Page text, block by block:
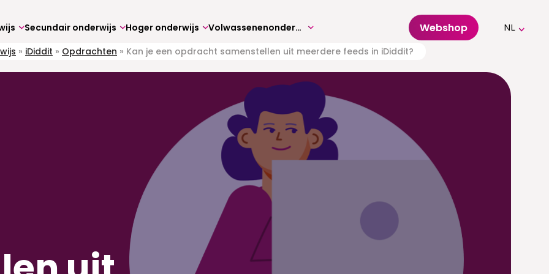
Secundair onderwijs Hoger onderwijs Volwassenenonderwijs Webshop NL
» iDiddit » Opdrachten » Kan je een opdracht samenstellen uit meerdere feeds in iDiddit?